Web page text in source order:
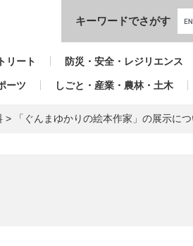
キーワードでさがす
リート 防災・安全・レジリエンス
ーツ しごと・産業・農林・土木
> 「ぐんまゆかりの絵本作家」の展示につ